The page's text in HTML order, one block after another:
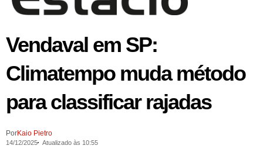
Vendaval em SP:
Climatempo muda método
para classificar rajadas
PorKaio Pietro
14/12/2025 Atualizado às 10:55